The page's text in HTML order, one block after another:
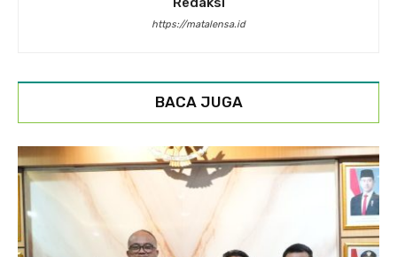
https://matalensa.id
BACA JUGA